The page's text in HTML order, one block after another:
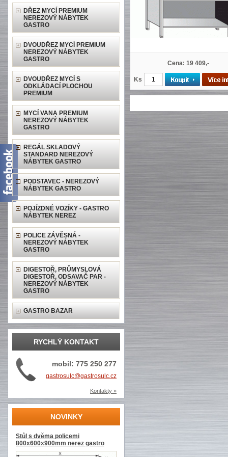
DŘEZ MYCÍ PREMIUM
NEREZOVÝ NÁBYTEK
GASTRO
DVOUDŘEZ MYCÍ PREMIUM
NEREZOVÝ NÁBYTEK
GASTRO
DVOUDŘEZ MYCÍ S
ODKLÁDACÍ PLOCHOU
PREMIUM
MYCÍ VANA PREMIUM
NEREZOVÝ NÁBYTEK
GASTRO
REGÁL SKLADOVÝ
STANDARD NEREZOVÝ
NÁBYTEK GASTRO
PODSTAVEC - NEREZOVÝ
NÁBYTEK GASTRO
POJÍZDNÉ VOZÍKY - GASTRO
NÁBYTEK NEREZ
POLICE ZÁVĚSNÁ -
NEREZOVÝ NÁBYTEK
GASTRO
DIGESTOŘ, PRŮMYSLOVÁ
DIGESTOŘ, ODSAVAČ PAR -
NEREZOVÝ NÁBYTEK
GASTRO
GASTRO BAZAR
RYCHLÝ KONTAKT
mobil: 775 250 277
gastrosulc@gastrosulc.cz
Kontakty »
NOVINKY
Stůl s dvěma policemi
800x600x900mm nerez gastro
Cena: 19 409,-
Ks